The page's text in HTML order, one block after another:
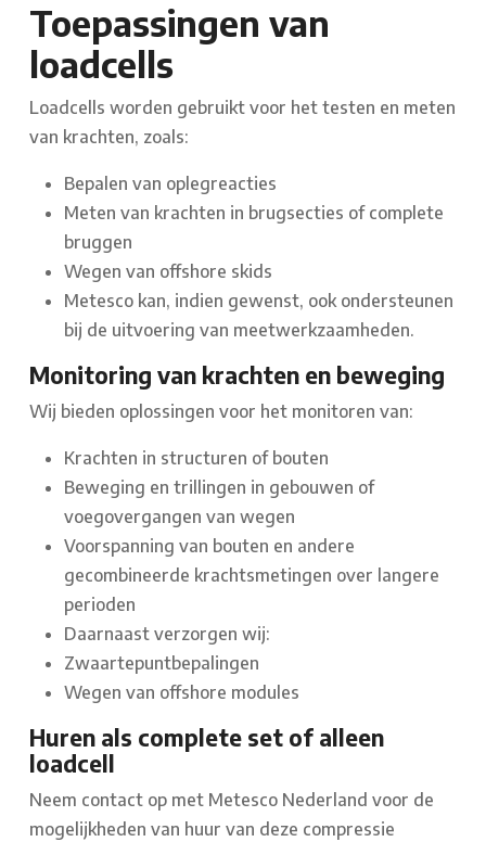
Toepassingen van
loadcells
Loadcells worden gebruikt voor het testen en meten
van krachten, zoals:
Bepalen van oplegreacties
Meten van krachten in brugsecties of complete
bruggen
Wegen van offshore skids
Metesco kan, indien gewenst, ook ondersteunen
bij de uitvoering van meetwerkzaamheden.
Monitoring van krachten en beweging
Wij bieden oplossingen voor het monitoren van:
Krachten in structuren of bouten
Beweging en trillingen in gebouwen of
voegovergangen van wegen
Voorspanning van bouten en andere
gecombineerde krachtsmetingen over langere
perioden
Daarnaast verzorgen wij:
Zwaartepuntbepalingen
Wegen van offshore modules
Huren als complete set of alleen
loadcell
Neem contact op met Metesco Nederland voor de
mogelijkheden van huur van deze compressie